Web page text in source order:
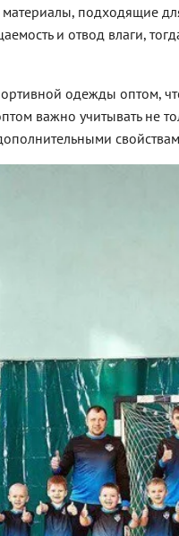
подходящие
и отвод влаги,
одежды оптом,
важно учитывать не